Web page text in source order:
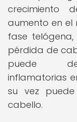
crecimiento
aumento en el
fase
pérdida de
puede
inflamatorias
su vez
cabello.